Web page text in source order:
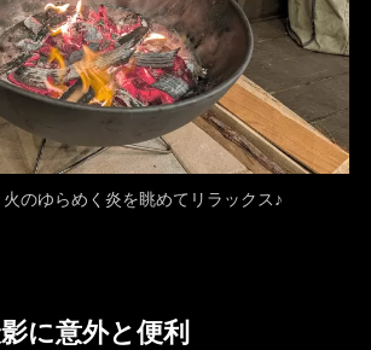
のゆらめく炎を眺めてリラックス♪
に意外と便利